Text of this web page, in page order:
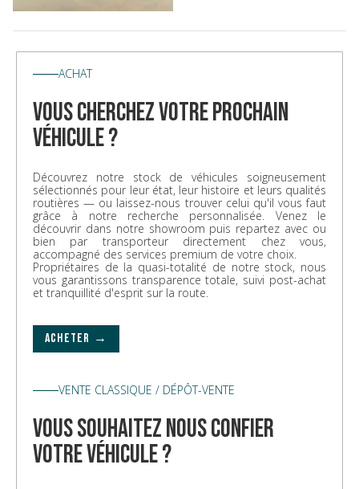
ACHAT
vous cherchez votre prochain
véhicule ?
Découvrez notre stock de véhicules soigneusement
sélectionnés pour leur état, leur histoire et leurs qualités
routières — ou laissez-nous trouver celui qu'il vous faut
grâce à notre recherche personnalisée. Venez le
découvrir dans notre showroom puis repartez avec ou
bien par transporteur directement chez vous,
accompagné des services premium de votre choix.
Propriétaires de la quasi-totalité de notre stock, nous
vous garantissons transparence totale, suivi post-achat
et tranquillité d'esprit sur la route.
ACHETER →
VENTE CLASSIQUE / DÉPÔT-VENTE
vous souhaitez nous confier
votre véhicule ?